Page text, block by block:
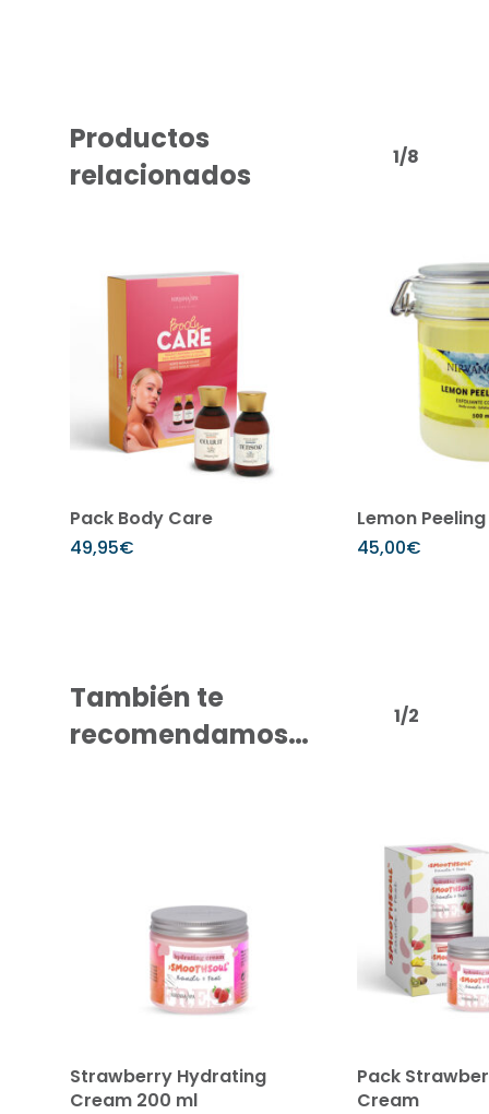
Productos
relacionados
1/8
Añadir al carrito
Pack Body Care
49,95€
Lemon
45,00€
También te
recomendamos…
1/2
Añadir al carrito
Strawberry Hydrating
Cream 200 ml
Pack
Cream